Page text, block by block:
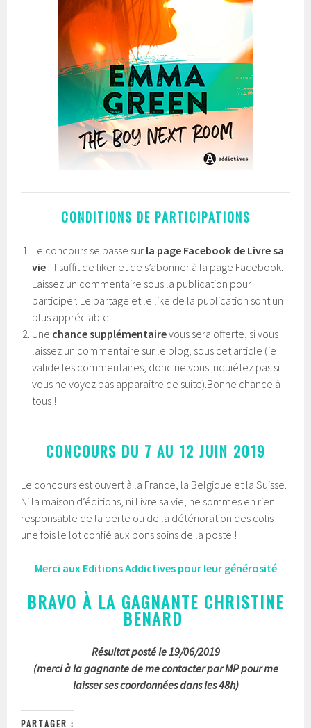
CONDITIONS DE PARTICIPATIONS
Le concours se passe sur la page Facebook de Livre sa
vie : il suffit de liker et de s’abonner à la page Facebook.
Laissez un commentaire sous la publication pour
participer. Le partage et le like de la publication sont un
plus appréciable.
Une chance supplémentairevous sera offerte, si vous
laissez un commentaire sur le blog, sous cet article (je
valide les commentaires, donc ne vous inquiétez pas si
vous ne voyez pas apparaitre de suite).Bonne chance à
tous !
CONCOURS DU 7 AU 12 JUIN 2019
Le concours est ouvert à la France, la Belgique et la Suisse.
Ni la maison d’éditions, ni Livre sa vie, ne sommes en rien
responsable de la perte ou de la détérioration des colis
une fois le lot confié aux bons soins de la poste !
Merci aux Editions Addictives pour leur générosité
BRAVO À LA GAGNANTE CHRISTINE
BENARD
Résultat posté le 19/06/2019
(merci à la gagnante de me contacter par MP pour me
laisser ses coordonnées dans les 48h)
PARTAGER :